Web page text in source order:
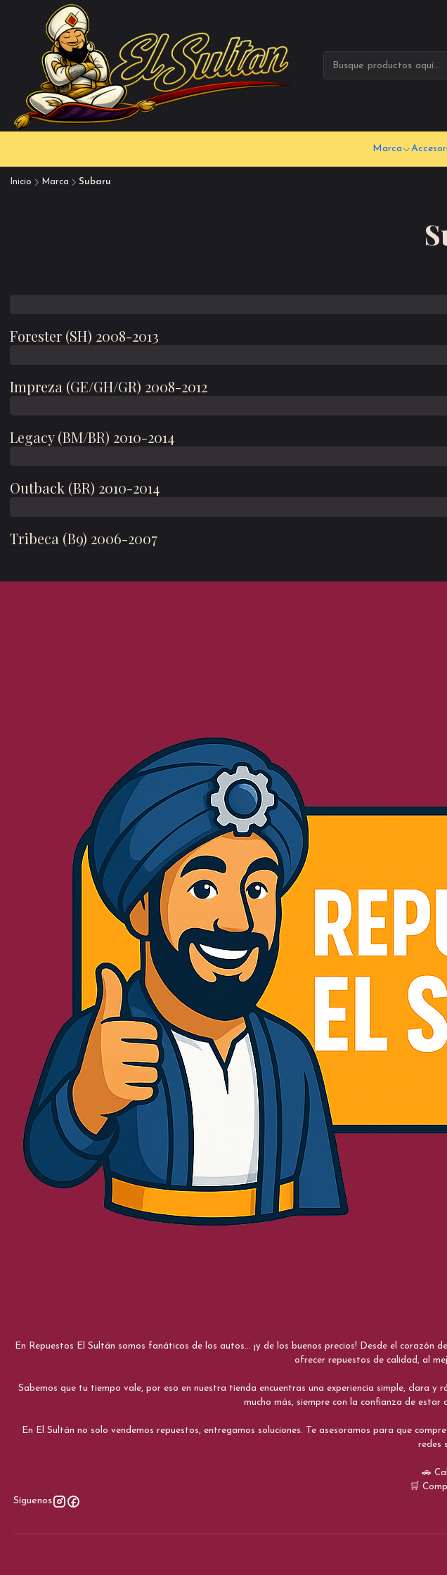
Marca
Inicio Marca Subaru
Forester (SH) 2008-2013
Impreza (GE/GH/GR) 2008-2012
Legacy (BM/BR) 2010-2014
Outback (BR) 2010-2014
Tribeca (B9) 2006-2007
En Repuestos El Sultán somos fanáticos de los autos... ¡y de los buenos precios! Desde el
ofrecer repuestos de calidad, al
Sabemos que tu tiempo vale, por eso en nuestra tienda encuentras una experiencia simple, clara
mucho más, siempre con la confianza de
En El Sultán no solo vendemos repuestos, entregamos soluciones. Te asesoramos para que
redes
🚗
🛒
Síguenos